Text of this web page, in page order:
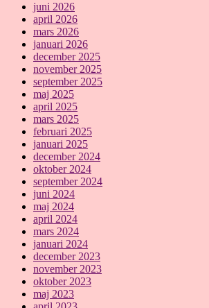
juni 2026
april 2026
mars 2026
januari 2026
december 2025
november 2025
september 2025
maj 2025
april 2025
mars 2025
februari 2025
januari 2025
december 2024
oktober 2024
september 2024
juni 2024
maj 2024
april 2024
mars 2024
januari 2024
december 2023
november 2023
oktober 2023
maj 2023